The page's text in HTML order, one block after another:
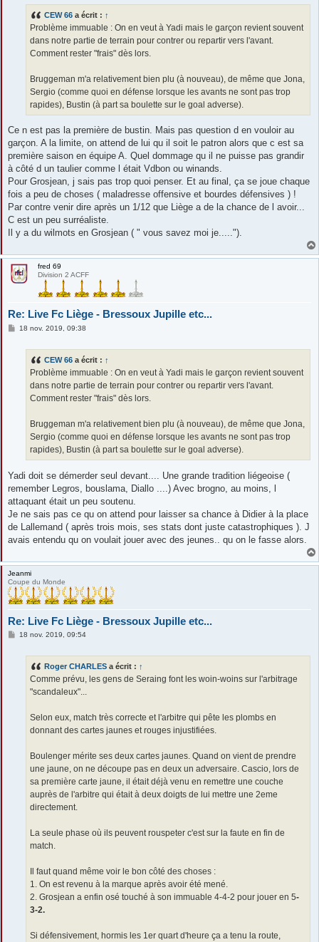
CEW 66 a écrit : ↑
Problème immuable : On en veut à Yadi mais le garçon revient souvent
dans notre partie de terrain pour contrer ou repartir vers l'avant.
Comment rester "frais" dès lors.
Bruggeman m'a relativement bien plu (à nouveau), de même que Jona,
Sergio (comme quoi en défense lorsque les avants ne sont pas trop
rapides), Bustin (à part sa boulette sur le goal adverse).
Ce n est pas la première de bustin. Mais pas question d en vouloir au
garçon. A la limite, on attend de lui qu il soit le patron alors que c est sa
première saison en équipe A. Quel dommage qu il ne puisse pas grandir
à côté d un taulier comme l était Vdbon ou winands.
Pour Grosjean, j sais pas trop quoi penser. Et au final, ça se joue chaque
fois a peu de choses ( maladresse offensive et bourdes défensives ) !
Par contre venir dire après un 1/12 que Liège a de la chance de l avoir...
C est un peu surréaliste.
Il y a du wilmots en Grosjean ( " vous savez moi je.....").
fred 69
Division 2 ACFF
Re: Live Fc Liège - Bressoux Jupille etc...
M18 nov. 2019, 09:38
CEW 66 a écrit : ↑
Problème immuable : On en veut à Yadi mais le garçon revient souvent
dans notre partie de terrain pour contrer ou repartir vers l'avant.
Comment rester "frais" dès lors.
Bruggeman m'a relativement bien plu (à nouveau), de même que Jona,
Sergio (comme quoi en défense lorsque les avants ne sont pas trop
rapides), Bustin (à part sa boulette sur le goal adverse).
Yadi doit se démerder seul devant.... Une grande tradition liégeoise (
remember Legros, bouslama, Diallo ....) Avec brogno, au moins, l
attaquant était un peu soutenu.
Je ne sais pas ce qu on attend pour laisser sa chance à Didier à la place
de Lallemand ( après trois mois, ses stats dont juste catastrophiques ). J
avais entendu qu on voulait jouer avec des jeunes.. qu on le fasse alors.
Jeanmi
Coupe du Monde
Re: Live Fc Liège - Bressoux Jupille etc...
M18 nov. 2019, 09:54
Roger CHARLES a écrit : ↑
Comme prévu, les gens de Seraing font les woin-woins sur l'arbitrage
"scandaleux"...
Selon eux, match très correcte et l'arbitre qui pête les plombs en
donnant des cartes jaunes et rouges injustifiées.
Boulenger mérite ses deux cartes jaunes. Quand on vient de prendre
une jaune, on ne découpe pas en deux un adversaire. Cascio, lors de
sa première carte jaune, il était déjà venu en remettre une couche
auprès de l'arbitre qui était à deux doigts de lui mettre une 2eme
directement.
La seule phase où ils peuvent rouspeter c'est sur la faute en fin de
match.
Il faut quand même voir le bon côté des choses :
1. On est revenu à la marque après avoir été mené.
2. Grosjean a enfin osé touché à son immuable 4-4-2 pour jouer en 5-
3-2.
Si défensivement, hormis les 1er quart d'heure ça a tenu la route,